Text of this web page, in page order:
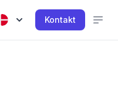
Kontakt